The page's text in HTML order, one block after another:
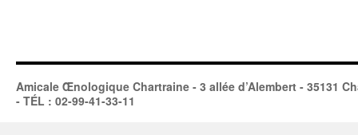
Amicale Œnologique Chartraine - 3 allée d’Alembert - 35131
- TÉL : 02-99-41-33-11